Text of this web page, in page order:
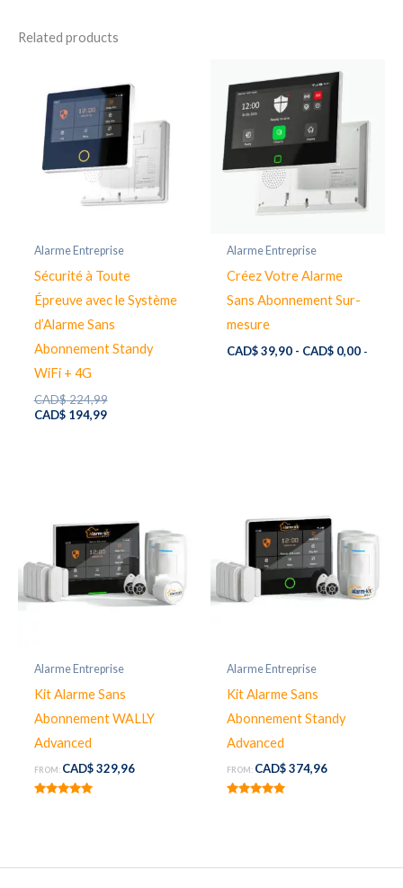
Related products
Alarme Entreprise
Sécurité à Toute
Épreuve avec le Système
d’Alarme Sans
Abonnement Standy
WiFi + 4G
CAD$224,99Original
price
CAD$194,99Current
Alarme Entreprise
Créez Votre Alarme
Sans Abonnement Sur-
mesure
CAD$39,90- CAD$0,00 -
Alarme Entreprise
Kit Alarme Sans
Abonnement WALLY
Advanced
FROM: CAD$329,96
Alarme Entreprise
Kit Alarme Sans
Abonnement Standy
Advanced
FROM: CAD$374,96